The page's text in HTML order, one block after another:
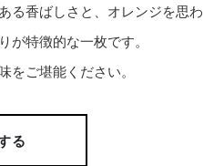
る香ばしさと、オレンジを思わ
が特徴的な一枚です。
をご堪能ください。
る